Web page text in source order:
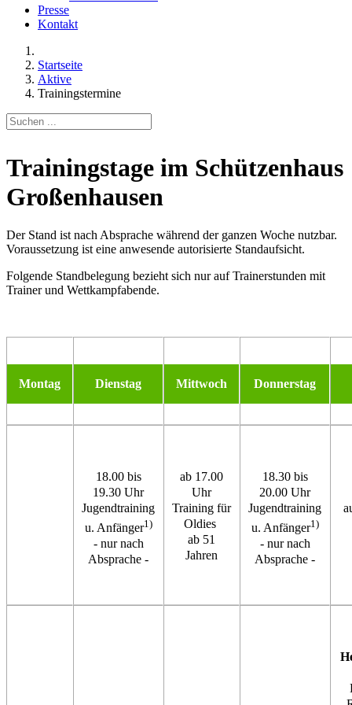
Presse
Kontakt
Startseite
Aktive
Trainingstermine
Trainingstage im Schützenhaus
Großenhausen
Der Stand ist nach Absprache während der ganzen Woche nutzbar.
Voraussetzung ist eine anwesende autorisierte Standaufsicht.
Folgende Standbelegung bezieht sich nur auf Trainerstunden mit
Trainer und Wettkampfabende.
Montag Dienstag Mittwoch Donnerstag
18.00 bis
19.30 Uhr
Jugendtraining
u. Anfänger1)
- nur nach
Absprache -
ab 17.00
Uhr
Training für
Oldies
ab 51
Jahren
18.30 bis
20.00 Uhr
Jugendtraining
u. Anfänger1)
- nur nach
Absprache -